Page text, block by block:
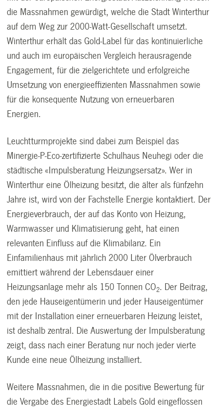
die Massnahmen gewürdigt, welche die Stadt Winterthur
auf dem Weg zur 2000-Watt-Gesellschaft umsetzt.
Winterthur erhält das Gold-Label für das kontinuierliche
und auch im europäischen Vergleich herausragende
Engagement, für die zielgerichtete und erfolgreiche
Umsetzung von energieeffizienten Massnahmen sowie
für die konsequente Nutzung von erneuerbaren
Energien.
Leuchtturmprojekte sind dabei zum Beispiel das
Minergie-P-Eco-zertifizierte Schulhaus Neuhegi oder die
städtische «Impulsberatung Heizungsersatz». Wer in
Winterthur eine Ölheizung besitzt, die älter als fünfzehn
Jahre ist, wird von der Fachstelle Energie kontaktiert. Der
Energieverbrauch, der auf das Konto von Heizung,
Warmwasser und Klimatisierung geht, hat einen
relevanten Einfluss auf die Klimabilanz. Ein
Einfamilienhaus mit jährlich 2000 Liter Ölverbrauch
emittiert während der Lebensdauer einer
Heizungsanlage mehr als 150 Tonnen CO2. Der Beitrag,
den jede Hauseigentümerin und jeder Hauseigentümer
mit der Installation einer erneuerbaren Heizung leistet,
ist deshalb zentral. Die Auswertung der Impulsberatung
zeigt, dass nach einer Beratung nur noch jeder vierte
Kunde eine neue Ölheizung installiert.
Weitere Massnahmen, die in die positive Bewertung für
die Vergabe des Energiestadt Labels Gold eingeflossen